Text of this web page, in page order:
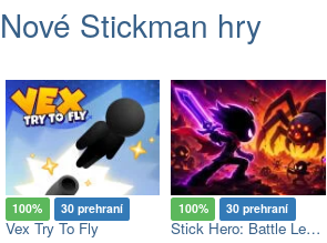
Nové Stickman hry
100% 30 prehraní
Vex Try To Fly
100% 30 prehraní
Stick Hero: Battle Legacy